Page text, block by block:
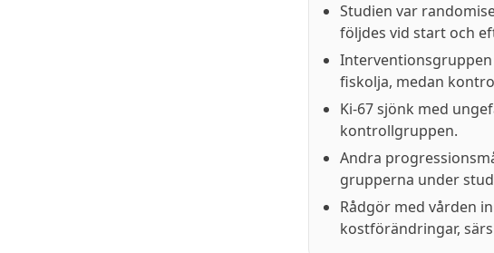
Studien var
följdes vid start och
fiskolja, medan
Ki-67 sjönk med
kontrollgruppen.
Andra
grupperna under
Rådgör med vården
kostförändringar,